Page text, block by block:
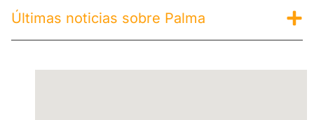
Últimas noticias sobre Palma